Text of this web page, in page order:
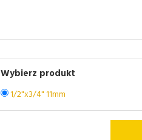
Wybierz produkt
1/2"x3/4" 11mm